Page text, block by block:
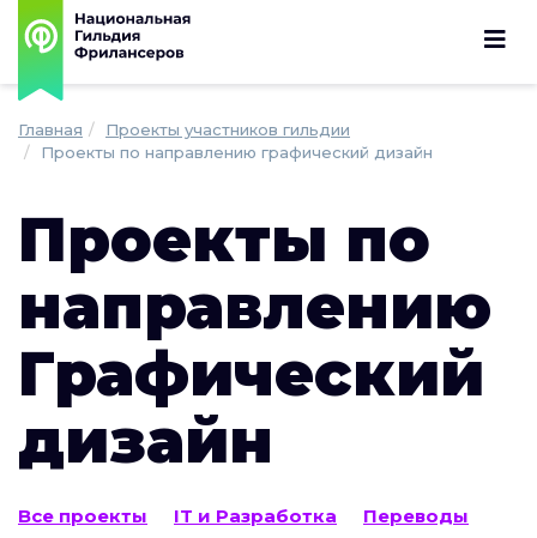
Главная
Проекты участников гильдии
Проекты по направлению графический дизайн
Проекты по
направлению
Графический
дизайн
Все проекты IT и Разработка
Переводы